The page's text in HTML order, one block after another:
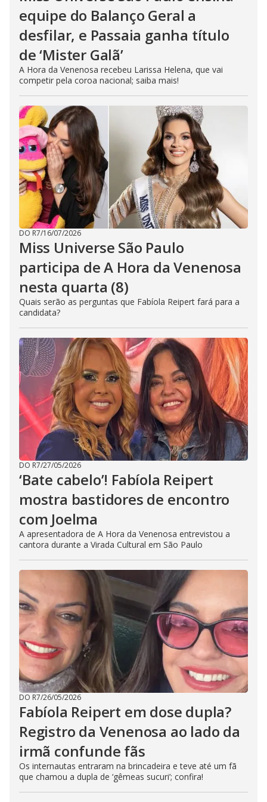
equipe do Balanço Geral a
desfilar, e Passaia ganha título
de ‘Mister Galã’
A Hora da Venenosa recebeu Larissa Helena, que vai
competir pela coroa nacional; saiba mais!
DO R7/16/07/2026
Miss Universe São Paulo
participa de A Hora da Venenosa
nesta quarta (8)
Quais serão as perguntas que Fabíola Reipert fará para a
candidata?
DO R7/27/05/2026
‘Bate cabelo’! Fabíola Reipert
mostra bastidores de encontro
com Joelma
A apresentadora de A Hora da Venenosa entrevistou a
cantora durante a Virada Cultural em São Paulo
DO R7/26/05/2026
Fabíola Reipert em dose dupla?
Registro da Venenosa ao lado da
irmã confunde fãs
Os internautas entraram na brincadeira e teve até um fã
que chamou a dupla de ‘gêmeas sucuri’; confira!